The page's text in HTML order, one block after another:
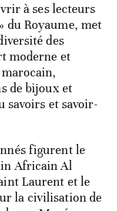
à ses lecteurs
du Royaume, met
des
moderne et
de bijoux et
savoirs et savoir-
figurent le
Africain Al
Laurent et le
la civilisation de